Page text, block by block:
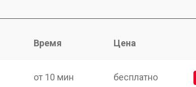
Время Цена
от 10 мин бесплатно